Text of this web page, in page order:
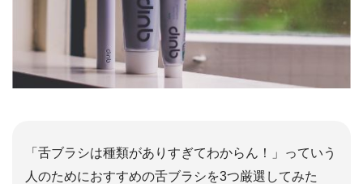
「舌ブラシは種類がありすぎてわからん！」っていう
人のためにおすすめの舌ブラシを3つ厳選してみた